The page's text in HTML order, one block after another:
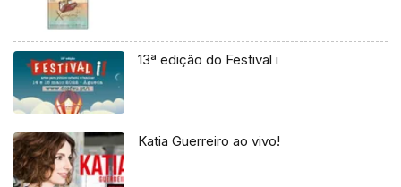
13ª edição do Festival i
Katia Guerreiro ao vivo!